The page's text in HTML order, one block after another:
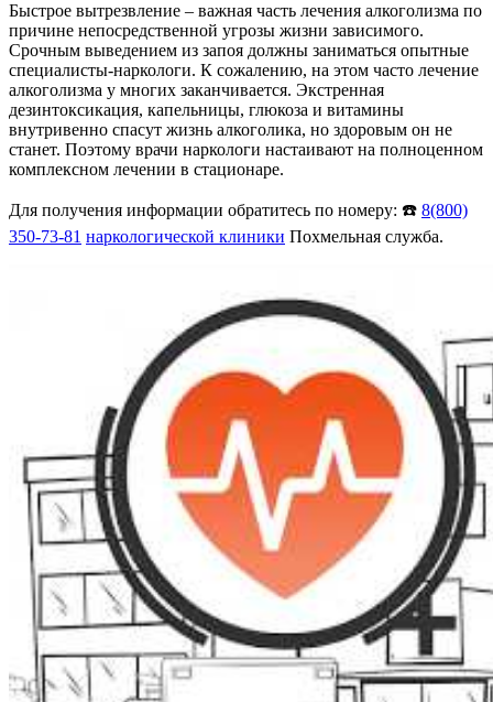
Быстрое вытрезвление – важная часть лечения алкоголизма по
причине непосредственной угрозы жизни зависимого.
Срочным выведением из запоя должны заниматься опытные
специалисты-наркологи. К сожалению, на этом часто лечение
алкоголизма у многих заканчивается. Экстренная
дезинтоксикация, капельницы, глюкоза и витамины
внутривенно спасут жизнь алкоголика, но здоровым он не
станет. Поэтому врачи наркологи настаивают на полноценном
комплексном лечении в стационаре.
Для получения информации обратитесь по номеру: ☎️ 8(800)
350-73-81 наркологической клиники Похмельная служба.